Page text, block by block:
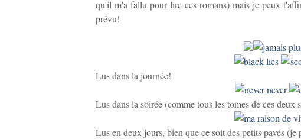
qu'il m'a fallu pour lire ces romans) mais je peux
prévu!
Lus dans la journée!
Lus dans la soirée (comme tous les tomes de ces deux
Lus en deux jours, bien que ce soit des petits pavés